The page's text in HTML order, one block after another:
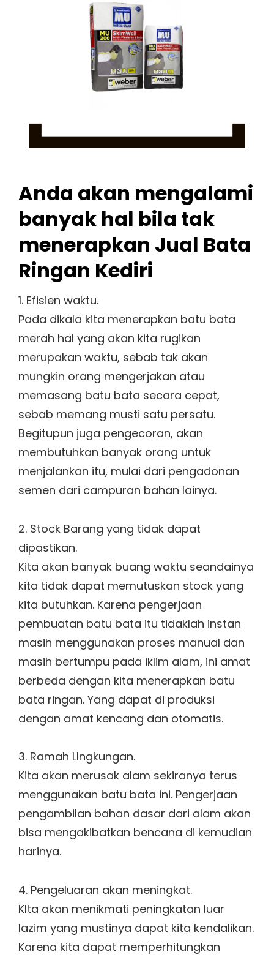
Anda akan mengalami
banyak hal bila tak
menerapkan Jual Bata
Ringan Kediri
1. Efisien waktu.
Pada dikala kita menerapkan batu bata
merah hal yang akan kita rugikan
merupakan waktu, sebab tak akan
mungkin orang mengerjakan atau
memasang batu bata secara cepat,
sebab memang musti satu persatu.
Begitupun juga pengecoran, akan
membutuhkan banyak orang untuk
menjalankan itu, mulai dari pengadonan
semen dari campuran bahan lainya.
2. Stock Barang yang tidak dapat
dipastikan.
Kita akan banyak buang waktu seandainya
kita tidak dapat memutuskan stock yang
kita butuhkan. Karena pengerjaan
pembuatan batu bata itu tidaklah instan
masih menggunakan proses manual dan
masih bertumpu pada iklim alam, ini amat
berbeda dengan kita menerapkan batu
bata ringan. Yang dapat di produksi
dengan amat kencang dan otomatis.
3. Ramah LIngkungan.
Kita akan merusak alam sekiranya terus
menggunakan batu bata ini. Pengerjaan
pengambilan bahan dasar dari alam akan
bisa mengakibatkan bencana di kemudian
harinya.
4. Pengeluaran akan meningkat.
KIta akan menikmati peningkatan luar
lazim yang mustinya dapat kita kendalikan.
Karena kita dapat memperhitungkan